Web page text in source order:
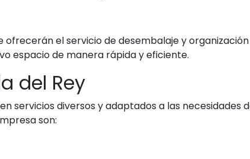
el servicio de desembalaje y
espacio de manera rápida y eficiente.
del Rey
servicios diversos y adaptados a las necesidades
son: